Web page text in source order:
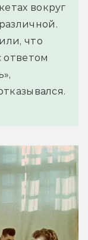
вокруг
что